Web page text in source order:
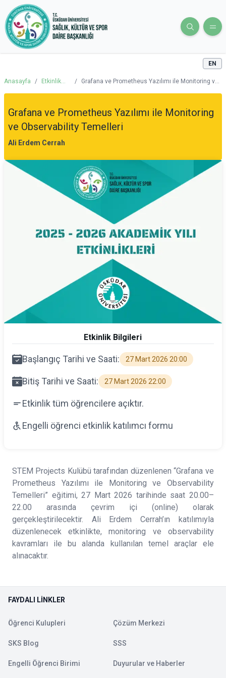
EN
Anasayfa /
Etkinlik
/
Grafana ve Prometheus Yazılımı ile Monitoring ve
Grafana ve Prometheus Yazılımı ile Monitoring
ve Observability Temelleri
Ali Erdem Cerrah
Etkinlik Bilgileri
Başlangıç Tarihi ve Saati: 27 Mart 2026 20:00
Bitiş Tarihi ve Saati: 27 Mart 2026 22:00
Etkinlik tüm öğrencilere açıktır.
Engelli öğrenci etkinlik katılımcı formu
STEM Projects Kulübü tarafından düzenlenen “Grafana ve
Prometheus Yazılımı ile Monitoring ve Observability
Temelleri” eğitimi, 27 Mart 2026 tarihinde saat 20.00–
22.00 arasında çevrim içi (online) olarak
gerçekleştirilecektir. Ali Erdem Cerrah’ın katılımıyla
düzenlenecek etkinlikte, monitoring ve observability
kavramları ile bu alanda kullanılan temel araçlar ele
alınacaktır.
FAYDALI LINKLER
Öğrenci Kulupleri Çözüm Merkezi
SKS Blog SSS
Engelli Öğrenci Birimi Duyurular ve Haberler